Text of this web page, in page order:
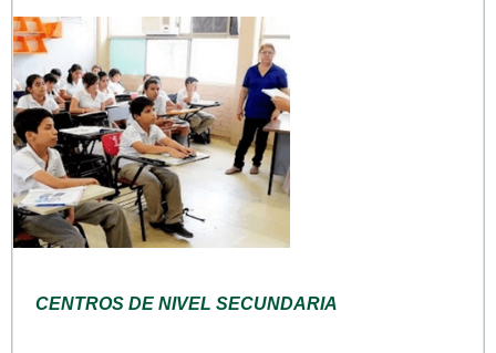
CENTROS DE NIVEL SECUNDARIA